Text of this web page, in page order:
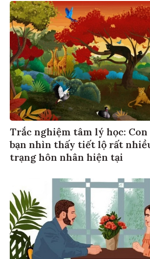
Trắc nghiệm tâm lý học:
bạn nhìn thấy tiết lộ rất
trạng hôn nhân hiện tại